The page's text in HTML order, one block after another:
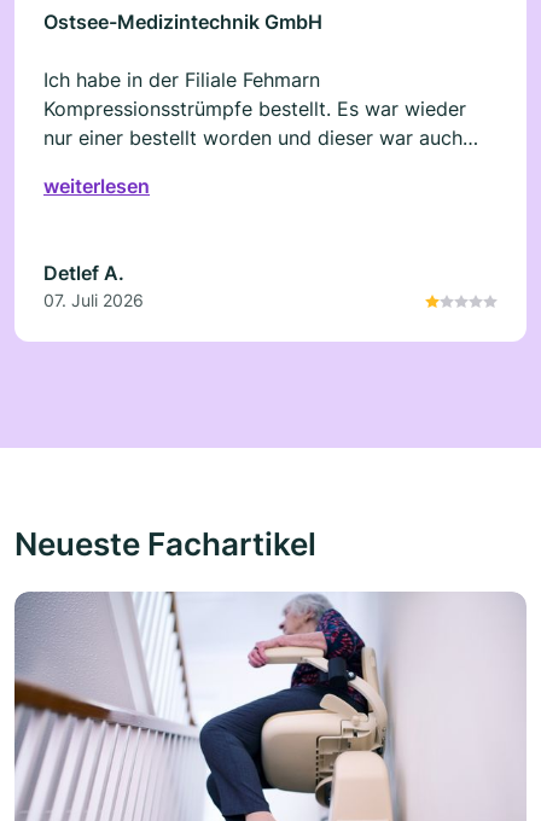
Ostsee-Medizintechnik GmbH
Ich habe in der Filiale Fehmarn
Kompressionsstrümpfe bestellt. Es war wieder
nur einer bestellt worden und dieser war auch
Bestellungen bei dieser Firma. In Dortmund ist
Anscheinend wird die Beschwerde nicht ernst
genommen. Ich verstehe es nicht das man seine
Mitarbeiter einfach so weiter machen lässt und
weiterlesen
Detlef A.
07. Juli 2026
Neueste Fachartikel